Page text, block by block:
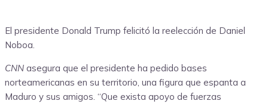
El presidente Donald Trump felicitó la reelección de Daniel
Noboa.
CNN asegura que el presidente ha pedido bases
norteamericanas en su territorio, una figura que espanta a
Maduro y sus amigos. “Que exista apoyo de fuerzas